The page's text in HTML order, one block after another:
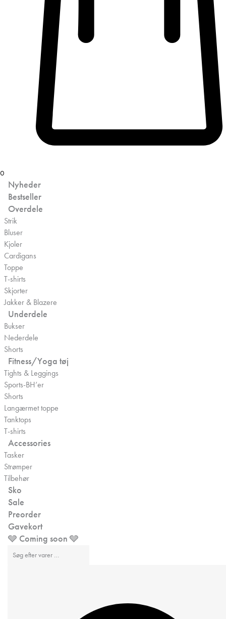
0
Nyheder
Bestseller
Overdele
Strik
Bluser
Kjoler
Cardigans
Toppe
T-shirts
Skjorter
Jakker & Blazere
Underdele
Bukser
Nederdele
Shorts
Fitness/Yoga tøj
Tights & Leggings
Sports-BH’er
Shorts
Langærmet toppe
Tanktops
T-shirts
Accessories
Tasker
Strømper
Tilbehør
Sko
Sale
Preorder
Gavekort
🩶 Coming soon 🩶